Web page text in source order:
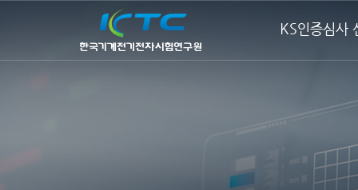
KS인증심사